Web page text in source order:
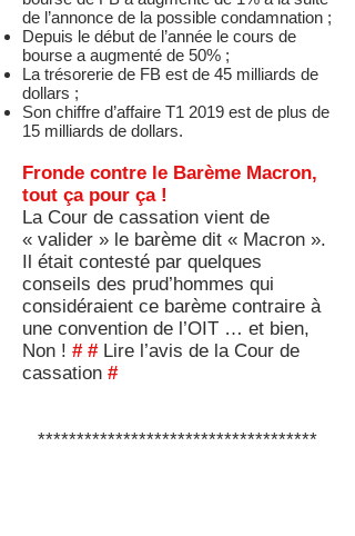
de l’annonce de la possible condamnation ;
Depuis le début de l’année le cours de
bourse a augmenté de 50% ;
La trésorerie de FB est de 45 milliards de
dollars ;
Son chiffre d’affaire T1 2019 est de plus de
15 milliards de dollars.
Fronde contre le Barème Macron,
tout ça pour ça !
La Cour de cassation vient de
« valider » le barème dit « Macron ».
Il était contesté par quelques
conseils des prud’hommes qui
considéraient ce barème contraire à
une convention de l’OIT … et bien,
Non ! # #Lire l’avis de la Cour de
cassation #
************************************